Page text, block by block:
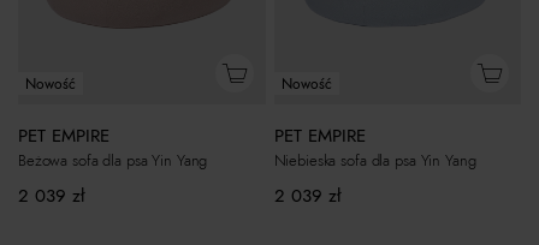
Nowość
PET EMPIRE
Beżowa sofa dla psa Yin Yang
2 039 zł
Nowość
PET EMPIRE
Niebieska sofa dla psa Yin Yang
2 039 zł